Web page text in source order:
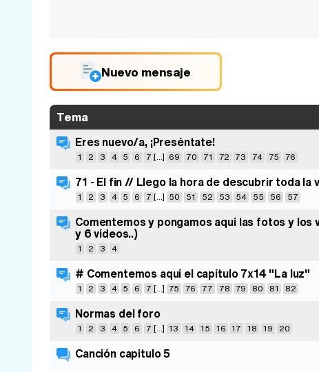
Nuevo mensaje
Tema
Eres nuevo/a, ¡Preséntate!
1 2 3 4 5 6 7 [...] 69 70 71 72 73 74 75 76
71 - El fin // Llego la hora de descubrir toda la
1 2 3 4 5 6 7 [...] 50 51 52 53 54 55 56 57
Comentemos y pongamos aqui las fotos y
y 6 vídeos..)
1 2 3 4
# Comentemos aquí el capítulo 7x14 "La luz"
1 2 3 4 5 6 7 [...] 75 76 77 78 79 80 81 82
Normas del foro
1 2 3 4 5 6 7 [...] 13 14 15 16 17 18 19 20
Canción capitulo 5